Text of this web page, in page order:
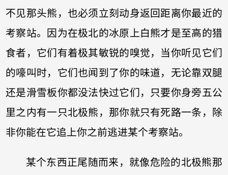
不见那头熊，也必须立刻动身返回距离你最近的
考察站。因为在极北的冰原上白熊才是至高的猎
食者，它们有着极其敏锐的嗅觉，当你听见它们
的嚎叫时，它们也闻到了你的味道，无论靠双腿
还是滑雪板你都没法快过它们，只要你身旁五公
里之内有一只北极熊，那你就只有死路一条，除
非你能在它追上你之前逃进某个考察站。
某个东西正尾随而来，就像危险的北极熊那